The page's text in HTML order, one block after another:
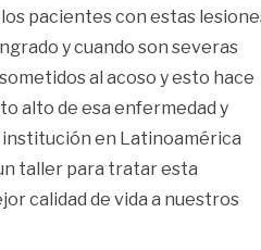
pacientes con estas
y cuando son severas
al acoso y esto hace
alto de esa enfermedad y
en Latinoamérica
taller para tratar esta
calidad de vida a nuestros